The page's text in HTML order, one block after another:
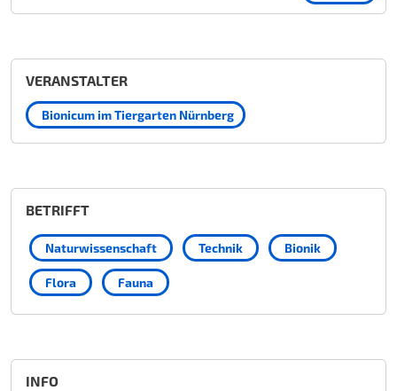
VERANSTALTER
Bionicum im Tiergarten Nürnberg
BETRIFFT
Naturwissenschaft Technik Bionik
Flora Fauna
INFO